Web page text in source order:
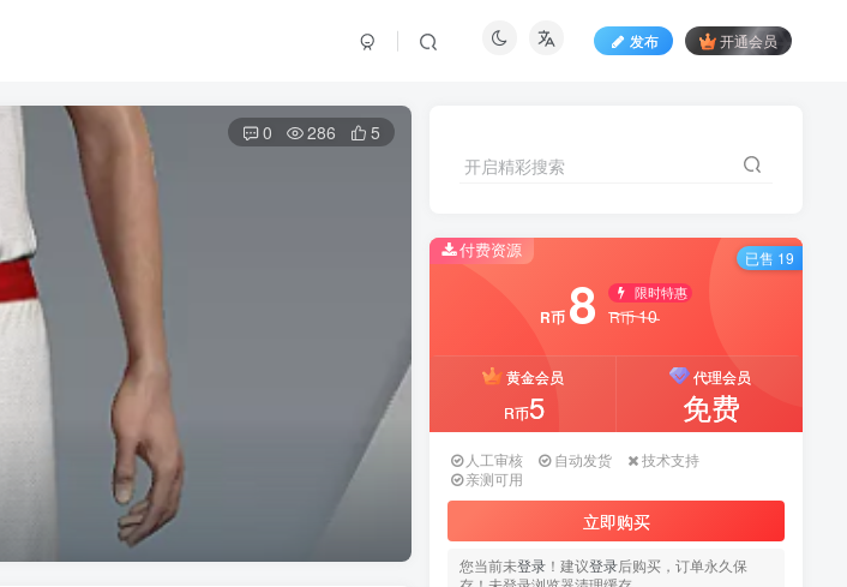
发布 开通会员
0 286 5
开启精彩搜索
付费资源
R币 8 限时特惠
R币10
黄金会员
R币5
代理会员
免费
人工审核 自动发货
技术支持
亲测可用
立即购买
您当前未登录 ！建议登录后购买，订单永久保
已售 19